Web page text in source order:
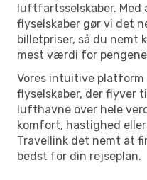
Tor. 10. Sep.- Søn. 13.
Klm Royal Dutch Airlines
2 Mellemlandinger
København - Foggia
Aeroitalia 2
luftfartsselskaber.
flyselskaber gør vi det
billetpriser, så du nemt
mest værdi for
Vores intuitive
flyselskaber, der flyver
lufthavne over hele
komfort, hastighed
Travellink det nemt at
bedst for din rejseplan.